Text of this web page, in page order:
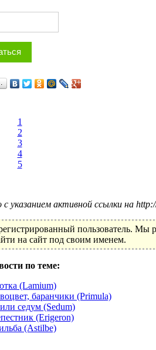
1
2
3
4
5
указанием активной ссылки на
пользователь. Мы
на сайт под своим именем.
по теме:
(Lamium)
баранчики (Primula)
седум (Sedum)
(Erigeron)
(Astilbe)